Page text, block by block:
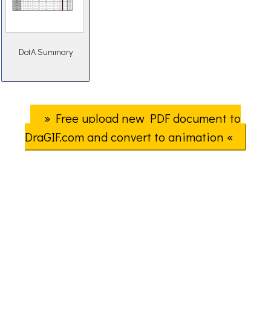
DotA Summary
» Free upload new PDF document to
DraGIF.com and convert to animation «